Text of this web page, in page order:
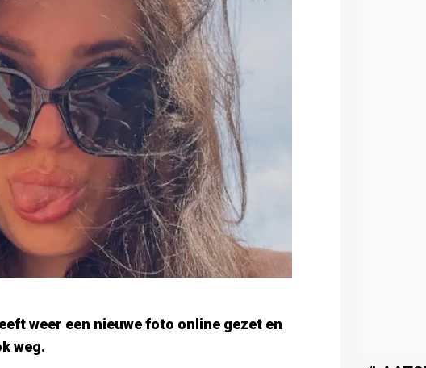
weer een nieuwe foto online gezet en
weg.